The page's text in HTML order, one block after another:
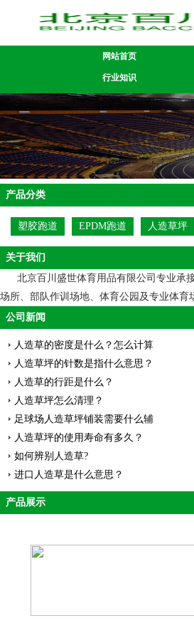
网站首页
行业知识
产品分类
塑胶跑道 EPDM跑道 人造草坪
关于我们
北京百川盛世体育用品有限公司专业承接
场所、部队作训场地、体育公园及专业体育
公司新闻
人造草的密度是什么？怎么计算
人造草坪的针数是指什么意思？
人造草的行距是什么？
人造草坪怎么清理？
足球场人造草坪铺装需要什么辅
人造草坪的使用寿命有多久？
如何辨别人造草?
进口人造草是什么意思？
产品展示